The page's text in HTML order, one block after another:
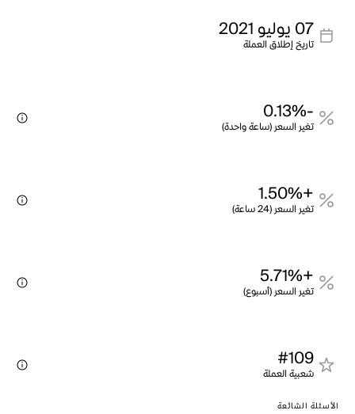
07 يوليو 2021
تاريخ إطلاق العملة
-0.13%
تغير السعر (ساعة واحدة)
+1.50%
تغير السعر (24 ساعة)
+5.71%
تغير السعر (أسبوع)
#109
شعبية العملة
الأسئلة الشائعة